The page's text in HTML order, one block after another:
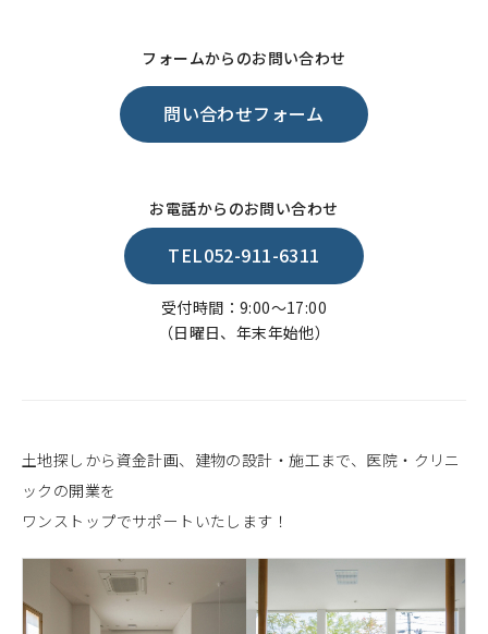
フォームからのお問い合わせ
問い合わせフォーム
お電話からのお問い合わせ
TEL052-911-6311
受付時間：9:00～17:00
（日曜日、年末年始他）
土地探しから資金計画、建物の設計・施工まで、医院・クリニ
ックの開業を
ワンストップでサポートいたします！